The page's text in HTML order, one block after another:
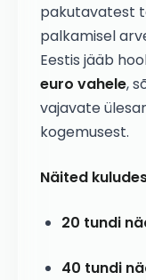
pakutavatest
palkamisel
Eestis jääb
euro vahele,
vajavate
kogemusest.
Näited
20 tundi
40 tundi